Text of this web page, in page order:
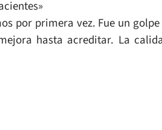
por primera vez. Fue un
hasta acreditar. La